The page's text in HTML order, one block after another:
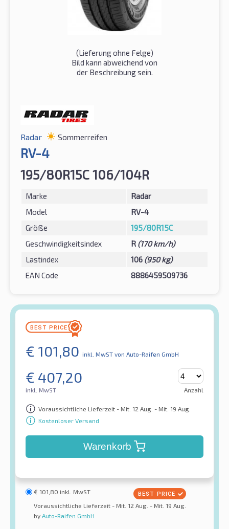
(Lieferung ohne Felge)
Bild kann abweichend von
der Beschreibung sein.
Radar Sommerreifen
RV-4
195/80R15C 106/104R
Marke
Radar
Model
RV-4
Größe
195/80R15C
Geschwindigkeitsindex
R (170 km/h)
Lastindex
106 (950 kg)
EAN Code
8886459509736
€ 101,80 inkl. MwST von Auto-Raifen GmbH
€ 407,20
inkl. MwST Anzahl
Voraussichtliche Lieferzeit - Mit. 12 Aug. - Mit. 19 Aug.
Kostenloser Versand
Warenkorb
€ 101,80 inkl. MwST
Voraussichtliche Lieferzeit - Mit. 12 Aug. - Mit. 19 Aug.
by Auto-Raifen GmbH